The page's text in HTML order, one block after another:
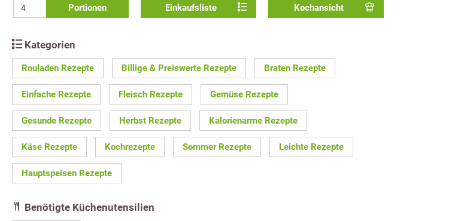
Portionen Einkaufsliste Kochansicht
Kategorien
Rouladen Rezepte Billige & Preiswerte Rezepte Braten Rezepte
Einfache Rezepte Fleisch Rezepte Gemüse Rezepte
Gesunde Rezepte Herbst Rezepte Kalorienarme Rezepte
Käse Rezepte Kochrezepte Sommer Rezepte Leichte Rezepte
Hauptspeisen Rezepte
Benötigte Küchenutensilien